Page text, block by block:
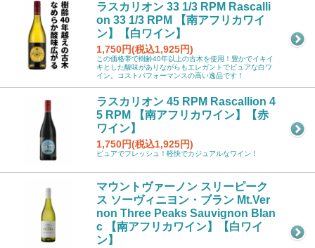
ラスカリオン 33 1/3 RPM Rascalli
on 33 1/3 RPM 【南アフリカワイ
ン】【白ワイン】
1,750円(税込1,925円)
この価格帯で樹齢40年以上の古木を使用！豊かでイキイ
キとした酸味がありながらもエレガントでピュアな白ワ
イン。コストパフォーマンスの高い逸品です！
ラスカリオン 45 RPM Rascallion 4
5 RPM 【南アフリカワイン】【赤
ワイン】
1,750円(税込1,925円)
ピュアでフレッシュ！軽快でカジュアルなワイン！
マウントヴァーノン スリーピーク
ス ソーヴィニヨン・ブラン Mt.Ver
non Three Peaks Sauvignon Blan
c 【南アフリカワイン】【白ワイ
ン】